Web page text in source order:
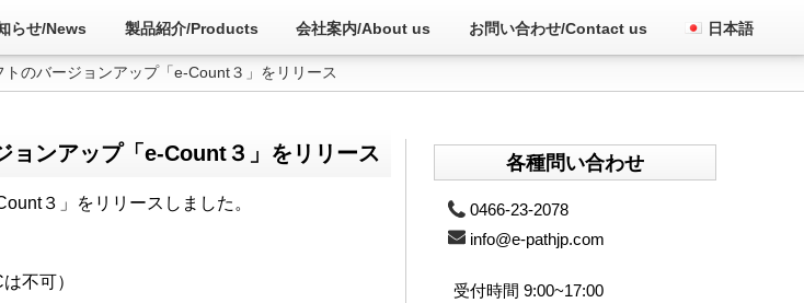
らせ/News 製品紹介/Products 会社案内/About us お問い合わせ/Contact us 日本語
のバージョンアップ「e-Count３」をリリース
ョンアップ「e-Count３」をリリース
３」をリリースしました。
不可）
各種問い合わせ
0466-23-2078
info@e-pathjp.com
受付時間 9:00~17:00